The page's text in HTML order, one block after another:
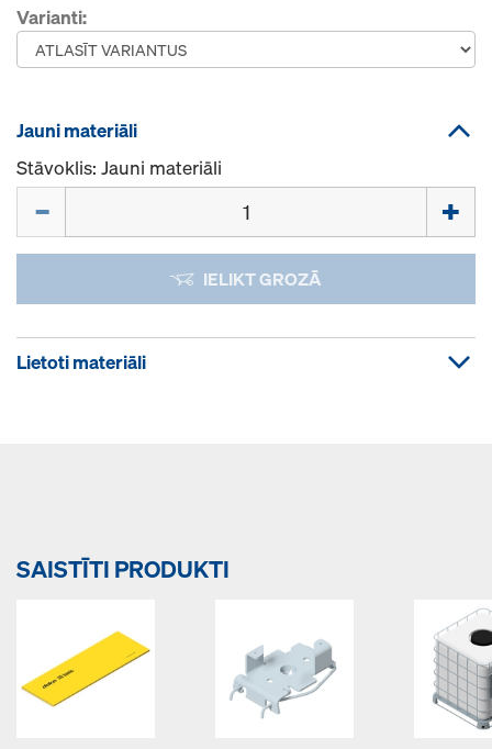
Varianti:
Jauni materiāli
Stāvoklis: Jauni materiāli
IELIKT GROZĀ
Lietoti materiāli
SAISTĪTI PRODUKTI